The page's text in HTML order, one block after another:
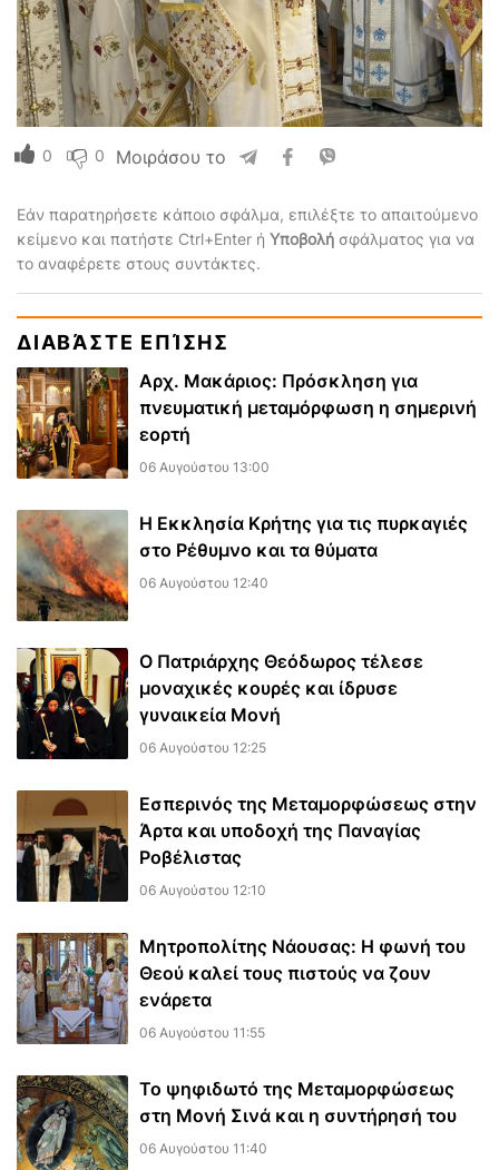
0 0 Μοιράσου το
Εάν παρατηρήσετε κάποιο σφάλμα, επιλέξτε το απαιτούμενο
κείμενο και πατήστε Ctrl+Enter ή Υποβολή σφάλματος για να
το αναφέρετε στους συντάκτες.
ΔΙΑΒΆΣΤΕ ΕΠΊΣΗΣ
Αρχ. Μακάριος: Πρόσκληση για
πνευματική μεταμόρφωση η σημερινή
εορτή
06 Αυγούστου 13:00
Η Εκκλησία Κρήτης για τις πυρκαγιές
στο Ρέθυμνο και τα θύματα
06 Αυγούστου 12:40
Ο Πατριάρχης Θεόδωρος τέλεσε
μοναχικές κουρές και ίδρυσε
γυναικεία Μονή
06 Αυγούστου 12:25
Εσπερινός της Μεταμορφώσεως στην
Άρτα και υποδοχή της Παναγίας
Ροβέλιστας
06 Αυγούστου 12:10
Μητροπολίτης Νάουσας: Η φωνή του
Θεού καλεί τους πιστούς να ζουν
ενάρετα
06 Αυγούστου 11:55
Το ψηφιδωτό της Μεταμορφώσεως
στη Μονή Σινά και η συντήρησή του
06 Αυγούστου 11:40